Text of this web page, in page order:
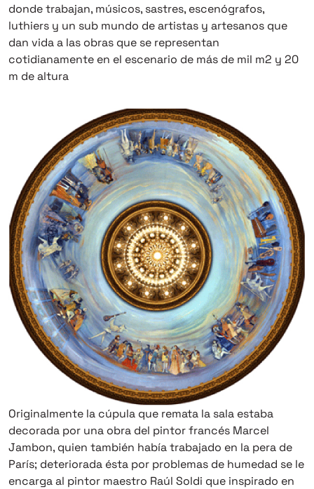
donde trabajan, músicos, sastres, escenógrafos,
luthiers y un sub mundo de artistas y artesanos que
dan vida a las obras que se representan
cotidianamente en el escenario de más de mil m2 y 20
m de altura
Originalmente la cúpula que remata la sala estaba
decorada por una obra del pintor francés Marcel
Jambon, quien también había trabajado en la pera de
París; deteriorada ésta por problemas de humedad se le
encarga al pintor maestro Raúl Soldi que inspirado en